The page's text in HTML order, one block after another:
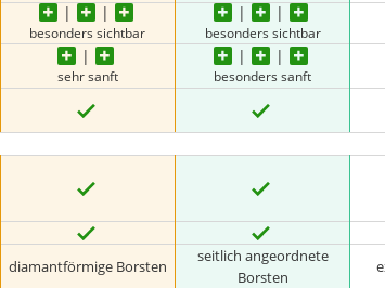
besonders sichtbar besonders sichtbar
sehr sanft besonders sanft
diamantförmige Borsten
seitlich angeordnete
Borsten